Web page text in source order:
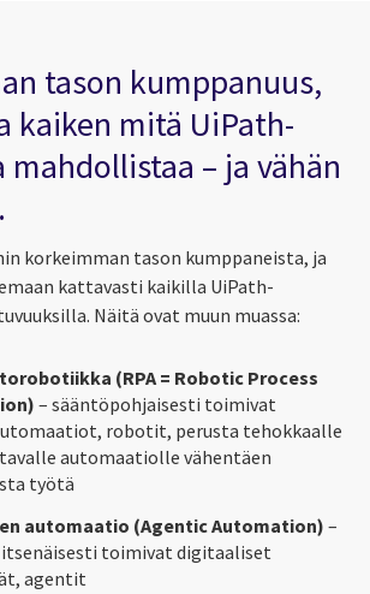
tason kumppanuus,
kaiken mitä UiPath-
– ja vähän
korkeimman tason kumppaneista, ja
kattavasti kaikilla UiPath-
Näitä ovat muun muassa:
(RPA = Robotic Process
– sääntöpohjaisesti toimivat
robotit, perusta tehokkaalle
automaatiolle vähentäen
työtä
automaatio (Agentic Automation)–
toimivat digitaaliset
agentit